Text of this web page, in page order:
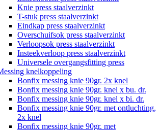
Knie press staalverzinkt
T-stuk press staalverzinkt
Eindkap press staalverzinkt
Overschuifsok press staalverzinkt
Verloopsok press staalverzinkt
Insteekverloop press staalverzinkt
Universele overgangsfitting press
knelkoppeling
Bonfix messing knie 90gr. 2x knel
Bonfix messing knie 90gr. knel x bu. dr.
Bonfix messing knie 90gr. knel x bi. dr.
Bonfix messing knie 90gr. met ontluchting,
2x knel
Bonfix messing knie 90gr. met